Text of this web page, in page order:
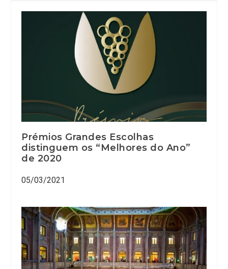
Prémios Grandes Escolhas
distinguem os “Melhores do Ano”
de 2020
05/03/2021